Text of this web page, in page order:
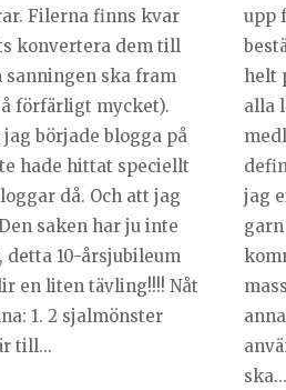
Filerna finns kvar
konvertera dem till
sanningen ska fram
förfärligt mycket).
började blogga på
hade hittat speciellt
då. Och att jag
saken har ju inte
10-årsjubileum
en liten tävling!!!! Nåt
1. 2 sjalmönster
till...
upp
helt
alla
jag
ska...